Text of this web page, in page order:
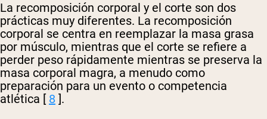
La recomposición corporal y el corte son dos
prácticas muy diferentes. La recomposición
corporal se centra en reemplazar la masa grasa
por músculo, mientras que el corte se refiere a
perder peso rápidamente mientras se preserva la
masa corporal magra, a menudo como
preparación para un evento o competencia
atlética [ 8 ].